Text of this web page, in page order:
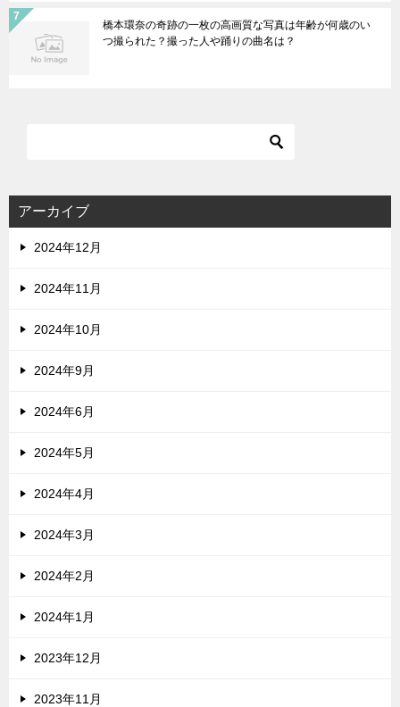
橋本環奈の奇跡の一枚の高画質な写真は年齢が何歳のい
つ撮られた？撮った人や踊りの曲名は？
アーカイブ
2024年12月
2024年11月
2024年10月
2024年9月
2024年6月
2024年5月
2024年4月
2024年3月
2024年2月
2024年1月
2023年12月
2023年11月